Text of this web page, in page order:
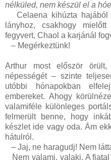
nélküled, nem készül el a
Celaena kihúzta
lányhoz, csakhogy
fegyvert, Chaol a karjánál
– Megérkeztünk!
Arthur most először
népességét – szinte
utóbbi hónapokban
embereket. Ahogy
valamiféle különleges
felmerült benne, hogy
készlet ide vagy oda. Ám
hátulról.
– Jaj, ne haragudj! Nem
Nem valami, valaki. A